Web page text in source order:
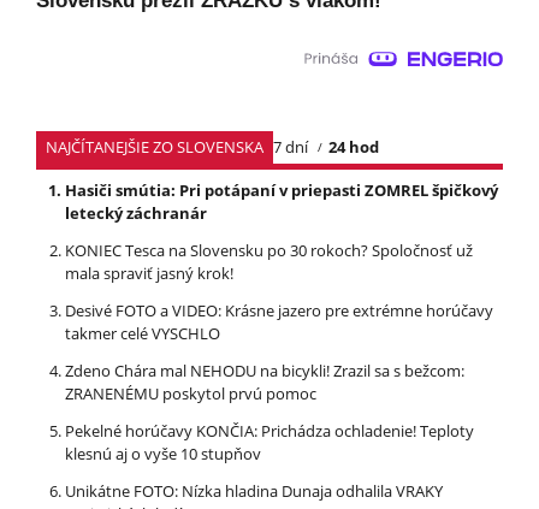
NAJČÍTANEJŠIE ZO SLOVENSKA 7 dní
24 hod
Hasiči smútia: Pri potápaní v priepasti ZOMREL špičkový
letecký záchranár
KONIEC Tesca na Slovensku po 30 rokoch? Spoločnosť už
mala spraviť jasný krok!
Desivé FOTO a VIDEO: Krásne jazero pre extrémne horúčavy
takmer celé VYSCHLO
Zdeno Chára mal NEHODU na bicykli! Zrazil sa s bežcom:
ZRANENÉMU poskytol prvú pomoc
Pekelné horúčavy KONČIA: Prichádza ochladenie! Teploty
klesnú aj o vyše 10 stupňov
Unikátne FOTO: Nízka hladina Dunaja odhalila VRAKY